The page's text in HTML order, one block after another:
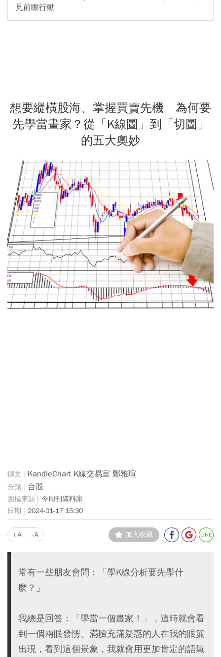
見前瞻行動
想要縱橫股海、掌握買賣先機 為何要
先學當畫家？從「K線圖」到「切圖」
的五大奧妙
KandleChart K線交易室 鄭雅瑄
台股
今周刊資料庫
2024-01-17 15:30
+A -A 加入收藏
常有一些朋友會問：「學K線分析要先學什
麼？」
我總是回答：「學當一個畫家！」，這時就會看
到一個兩眼發愣、滿臉充滿疑惑的人在我的眼簾
出現，看到這個景象，我就會用更加肯定的語氣